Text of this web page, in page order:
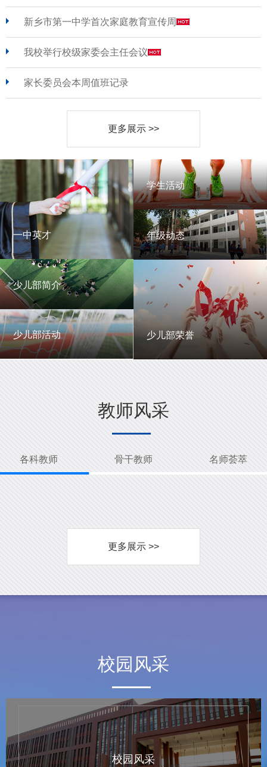
新乡市第一中学首次家庭教育宣传周
我校举行校级家委会主任会议
家长委员会本周值班记录
更多展示 >>
一中英才
一中英才
少儿部简介
少儿部简介
少儿部活动
少儿部活动
学生活动
学生活动
年级动态
年级动态
少儿部荣誉
少儿部荣誉
教师风采
各科教师 骨干教师 名师荟萃
更多展示 >>
校园风采
校园风采